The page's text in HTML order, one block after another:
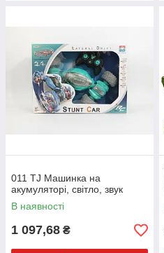
011 TJ Машинка на
акумуляторі, світло, звук
В наявності
1 097,68 ₴